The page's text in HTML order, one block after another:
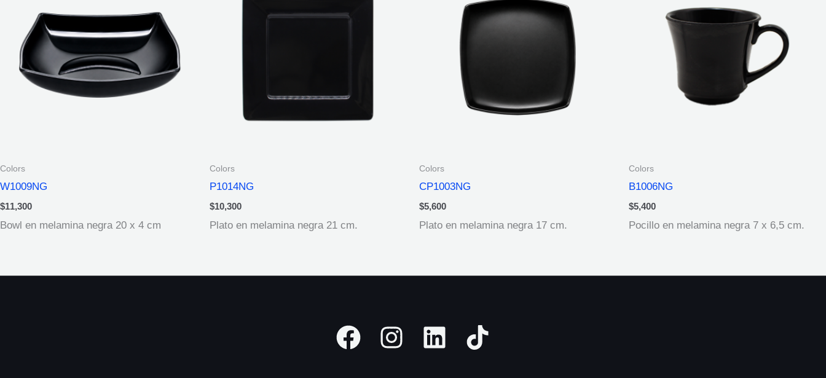
Colors
W1009NG
$11,300
Bowl en melamina negra 20 x 4 cm
Colors
P1014NG
$10,300
Plato en melamina negra 21 cm.
Colors
CP1003NG
$5,600
Plato en melamina negra 17 cm.
Colors
B1006NG
$5,400
Pocillo en melamina negra 7 x 6,5 cm.